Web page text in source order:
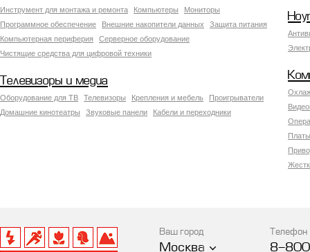
Инструмент для монтажа и ремонта Компьютеры
Мониторы
Программное обеспечение
Внешние накопители данных
Защита питания
Компьютерная периферия
Серверное оборудование
Чистящие средства для цифровой техники
Телевизоры и медиа
Оборудование для ТВ Телевизоры Крепления и мебель
Проигрыватели
Домашние кинотеатры
Звуковые панели Кабели и переходники
Ваш город
Москва
Телефон
8-